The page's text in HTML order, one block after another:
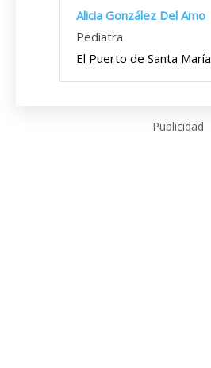
Alicia González Del Amo
Pediatra
El Puerto de Santa María
Publicidad